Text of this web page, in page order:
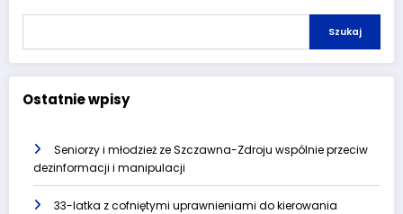
Szukaj
Ostatnie wpisy
Seniorzy i młodzież ze Szczawna-Zdroju wspólnie przeciw
dezinformacji i manipulacji
33-latka z cofniętymi uprawnieniami do kierowania